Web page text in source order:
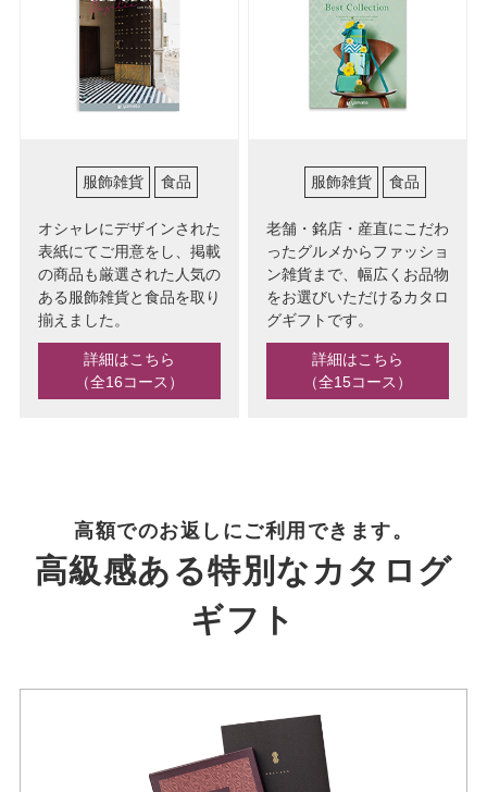
服飾雑貨 食品
オシャレにデザインされた
表紙にてご用意をし、掲載
の商品も厳選された人気の
ある服飾雑貨と食品を取り
揃えました。
詳細はこちら
（全16コース）
服飾雑貨 食品
老舗・銘店・産直にこだわ
ったグルメからファッショ
ン雑貨まで、幅広くお品物
をお選びいただけるカタロ
グギフトです。
詳細はこちら
（全15コース）
高額でのお返しにご利用できます。
高級感ある特別なカタログ
ギフト